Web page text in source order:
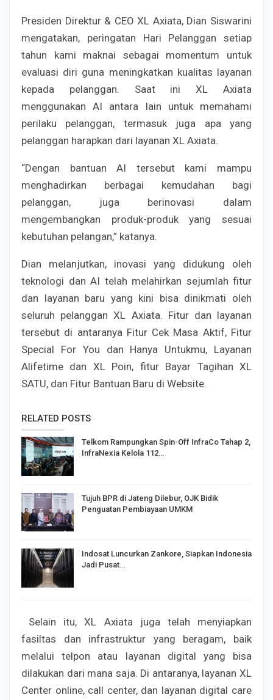
Presiden Direktur & CEO XL Axiata, Dian Siswarini
mengatakan, peringatan Hari Pelanggan setiap
tahun kami maknai sebagai momentum untuk
evaluasi diri guna meningkatkan kualitas layanan
kepada pelanggan. Saat ini XL Axiata
menggunakan AI antara lain untuk memahami
perilaku pelanggan, termasuk juga apa yang
pelanggan harapkan dari layanan XL Axiata.
“Dengan bantuan AI tersebut kami mampu
menghadirkan berbagai kemudahan bagi
pelanggan, juga berinovasi dalam
mengembangkan produk-produk yang sesuai
kebutuhan pelangan,” katanya.
Dian melanjutkan, inovasi yang didukung oleh
teknologi dan AI telah melahirkan sejumlah fitur
dan layanan baru yang kini bisa dinikmati oleh
seluruh pelanggan XL Axiata. Fitur dan layanan
tersebut di antaranya Fitur Cek Masa Aktif, Fitur
Special For You dan Hanya Untukmu, Layanan
Alifetime dan XL Poin, fitur Bayar Tagihan XL
SATU, dan Fitur Bantuan Baru di Website.
RELATED POSTS
Telkom Rampungkan Spin-Off InfraCo Tahap 2,
InfraNexia Kelola 112…
Tujuh BPR di Jateng Dilebur, OJK Bidik
Penguatan Pembiayaan UMKM
Indosat Luncurkan Zankore, Siapkan Indonesia
Jadi Pusat…
Selain itu, XL Axiata juga telah menyiapkan
fasiltas dan infrastruktur yang beragam, baik
melalui telpon atau layanan digital yang bisa
dilakukan dari mana saja. Di antaranya, layanan XL
Center online, call center, dan layanan digital care